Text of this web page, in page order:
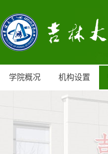
学院概况 机构设置